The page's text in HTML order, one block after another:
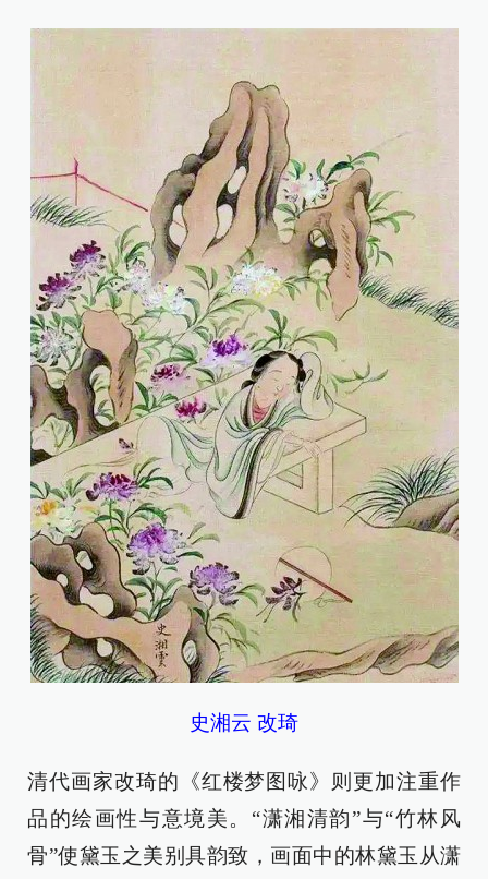
史湘云 改琦
清代画家改琦的《红楼梦图咏》则更加注重作
品的绘画性与意境美。“潇湘清韵”与“竹林风
骨”使黛玉之美别具韵致，画面中的林黛玉从潇